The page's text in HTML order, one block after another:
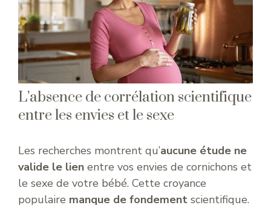
L’absence de corrélation scientifique
entre les envies et le sexe
Les recherches montrent qu’aucune étude ne
valide le lien entre vos envies de cornichons et
le sexe de votre bébé. Cette croyance
populaire manque de fondement scientifique.